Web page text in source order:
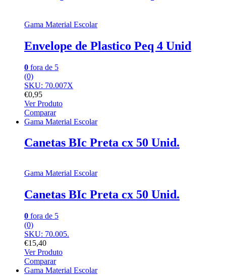
Gama Material Escolar
Envelope de Plastico Peq 4 Unid
0 fora de 5
(0)
SKU: 70.007X
€0,95
Ver Produto
Comparar
Gama Material Escolar
Canetas BIc Preta cx 50 Unid.
Gama Material Escolar
Canetas BIc Preta cx 50 Unid.
0 fora de 5
(0)
SKU: 70.005.
€15,40
Ver Produto
Comparar
Gama Material Escolar